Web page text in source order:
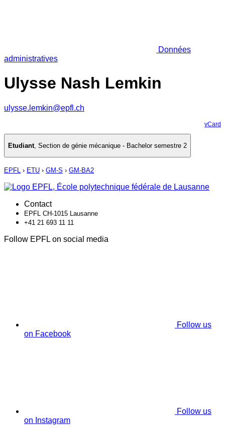
Données
administratives
Ulysse Nash Lemkin
ulysse.lemkin@epfl.ch
vCard
Etudiant, Section de génie mécanique - Bachelor semestre 2
EPFL › ETU › GM-S › GM-BA2
Contact
EPFL CH-1015 Lausanne
+41 21 693 11 11
Follow EPFL on social media
Follow us
on Facebook
Follow us
on Instagram